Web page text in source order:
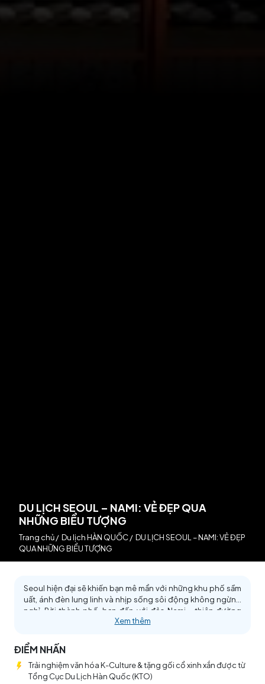
DU LỊCH SEOUL – NAMI: VẺ ĐẸP QUA
NHỮNG BIỂU TƯỢNG
Trang chủ/ Du lịch HÀN QUỐC/ DU LỊCH SEOUL – NAMI: VẺ ĐẸP
QUA NHỮNG BIỂU TƯỢNG
Seoul hiện đại sẽ khiến bạn mê mẩn với những khu phố sầm
uất, ánh đèn lung linh và nhịp sống sôi động không ngừng
nghỉ. Rời thành phố, bạn đến với đảo Nami – thiên đường
lãng mạn, nơi từng con đường rợp bóng cây trở thành
phim tình cảm Hàn Quốc. Tháp Namsan, biểu tượng tình yêu
nổi tiếng, sẽ là nơi bạn ghi dấu những kỷ niệm ngọt ngào,
trong khi công viên Everland mở ra thế giới giải trí bất tận, từ
những trò chơi đầy thử thách đến những khu vườn rực rỡ sắc
Xem thêm
ĐIỂM NHẤN
Trải nghiệm văn hóa K-Culture & tặng gối cổ xinh xắn được từ
Tổng Cục Du Lịch Hàn Quốc (KTO)